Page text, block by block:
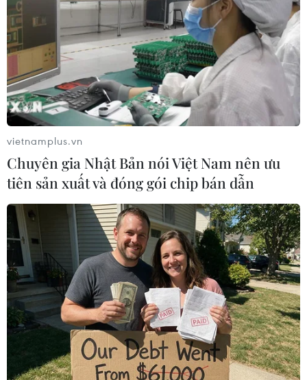
tắc giải quyết các tranh chấp quốc tế, trong đó có vấn
đề Biển Đông, bằng biện pháp hòa bình.
Những thông tin mới nhất về vùng áp thấp
trên khu vực Nam Biển Đông
10/12/2016 00:09
Do ảnh hưởng của rãnh áp thấp nối với vùng áp thấp
phân tích trên nên khu vực giữa và Nam Biển Đông
vietnamplus.vn
Chuyên gia Nhật Bản nói Việt Nam nên ưu
tiên sản xuất và đóng gói chip bán dẫn